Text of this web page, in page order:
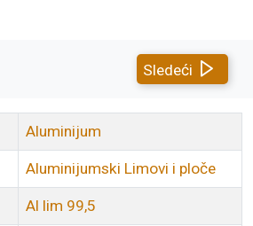
Sledeći
Aluminijum
Aluminijumski Limovi i ploče
Al lim 99,5